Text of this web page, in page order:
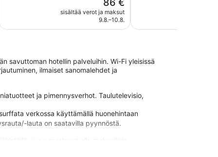
arvostelua
on
86 €
sisältää verot ja maksut
9.8.–10.8.
arvostelua
savuttoman hotellin palveluihin. Wi-Fi yleisissä
ilmaiset sanomalehdet ja
ja pimennysverhot. Taulutelevisio,
verkossa käyttämällä huonehintaan
lauta on saatavilla pyynnöstä.
ja ne saattavat olla maksullisia.